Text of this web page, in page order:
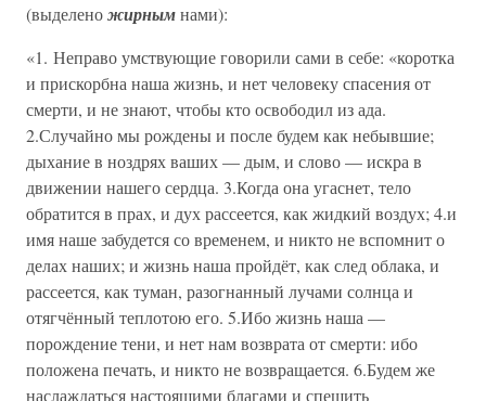
(выделеножирнымнами):
«1. Неправо умствующие говорили сами в себе: «коротка
и прискорбна наша жизнь, и нет человеку спасения от
смерти, и не знают, чтобы кто освободил из ада.
2.Случайно мы рождены и после будем как небывшие;
дыхание в ноздрях ваших — дым, и слово — искра в
движении нашего сердца. 3.Когда она угаснет, тело
обратится в прах, и дух рассеется, как жидкий воздух; 4.и
имя наше забудется со временем, и никто не вспомнит о
делах наших; и жизнь наша пройдёт, как след облака, и
рассеется, как туман, разогнанный лучами солнца и
отягчённый теплотою его. 5.Ибо жизнь наша —
порождение тени, и нет нам возврата от смерти: ибо
положена печать, и никто не возвращается. 6.Будем же
наслаждаться настоящими благами и спешить